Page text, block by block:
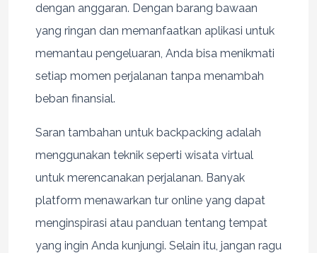
dengan anggaran. Dengan barang bawaan
yang ringan dan memanfaatkan aplikasi untuk
memantau pengeluaran, Anda bisa menikmati
setiap momen perjalanan tanpa menambah
beban finansial.
Saran tambahan untuk backpacking adalah
menggunakan teknik seperti wisata virtual
untuk merencanakan perjalanan. Banyak
platform menawarkan tur online yang dapat
menginspirasi atau panduan tentang tempat
yang ingin Anda kunjungi. Selain itu, jangan ragu